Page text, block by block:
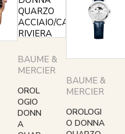
BAUME &
MERCIER
OROL
OGIO
DONN
A
BAUME &
MERCIER
OROLOGI
O DONNA